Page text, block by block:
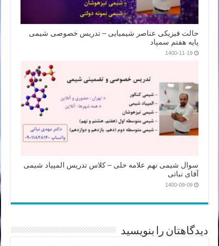
حالت فیزیکی عناصر شیمیایی – تدریس خصوصی شیمی
پایه هفتم سمپاد
1400-11-19
سوال شیمی نهم علامه حلی – کلاس تدریس المپیاد شیمی
آقای نباتی
1400-09-09
دیدگاهتان را بنویسید